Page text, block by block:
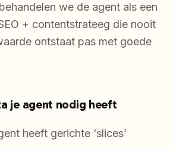
we de agent als een
+ contentstrateeg die nooit
ontstaat pas met goede
je agent nodig heeft
heeft gerichte ‘slices’